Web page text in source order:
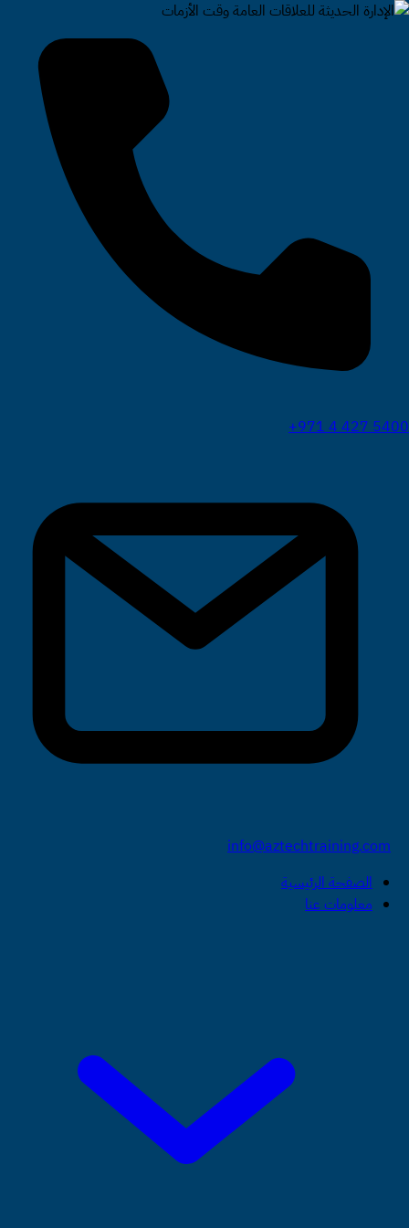
+971 4 427 5400
info@aztechtraining.com
الصفحة الرئيسية
معلومات عنا